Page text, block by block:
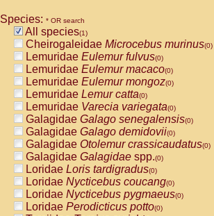
CebidaeCebus capucinus
CebidaeCebus nigrivittatus
CebidaeCebus spp.(0)
CebidaeSaimiri boliviensis(0)
CebidaeSaimiri sciureus(0)
AtelidaeAlouatta caraya(0)
AtelidaeAlouatta fusca(0)
AtelidaeAlouatta seniculus(0)
AtelidaeAlouattaspp.(0)
AtelidaeAteles belzebuth(0)
AtelidaeAteles geoffroyi(0)
AtelidaeAteles paniscus(0)
AtelidaeAtelesspp.(0)
AtelidaeLagothrix lagothricha(0)
AtelidaeLagothrix lagothricha cana
PitheciidaeCacajao calvus
Species: * OR search
All species(1)
Cheirogaleidae Microcebus murinus(0)
Lemuridae Eulemur fulvus(0)
Lemuridae Eulemur macaco(0)
Lemuridae Eulemur mongoz(0)
Lemuridae Lemur catta(0)
Lemuridae Varecia variegata(0)
Galagidae Galago senegalensis(0)
Galagidae Galago demidovii(0)
Galagidae Otolemur crassicaudatus(0)
Galagidae Galagidae spp.(0)
Loridae Loris tardigradus(0)
Loridae Nycticebus coucang(0)
Loridae Nycticebus pygmaeus(0)
Loridae Perodicticus potto(0)